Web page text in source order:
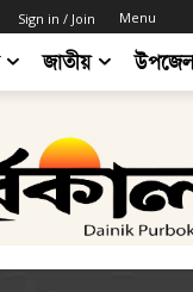
Sign in / Join Menu
জাতীয়